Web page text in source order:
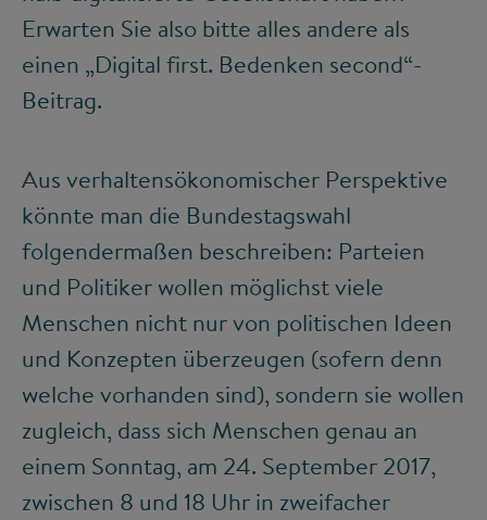
Erwarten Sie also bitte alles andere als
einen „Digital first. Bedenken second“-
Beitrag.
Aus verhaltensökonomischer Perspektive
könnte man die Bundestagswahl
folgendermaßen beschreiben: Parteien
und Politiker wollen möglichst viele
Menschen nicht nur von politischen Ideen
und Konzepten überzeugen (sofern denn
welche vorhanden sind), sondern sie wollen
zugleich, dass sich Menschen genau an
einem Sonntag, am 24. September 2017,
zwischen 8 und 18 Uhr in zweifacher